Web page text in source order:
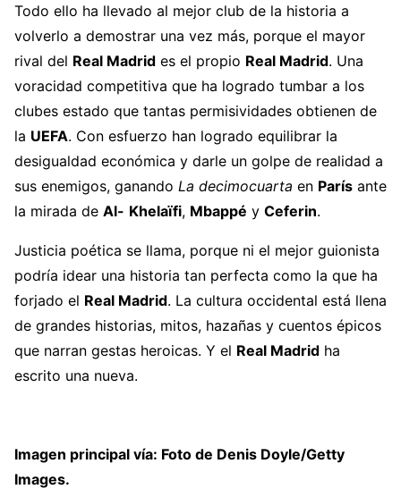
Todo ello ha llevado al mejor club de la historia a
volverlo a demostrar una vez más, porque el mayor
rival del Real Madrid es el propio Real Madrid. Una
voracidad competitiva que ha logrado tumbar a los
clubes estado que tantas permisividades obtienen de
la UEFA. Con esfuerzo han logrado equilibrar la
desigualdad económica y darle un golpe de realidad a
sus enemigos, ganando La decimocuarta en París ante
la mirada de Al- Khelaïfi, Mbappé y Ceferin.
Justicia poética se llama, porque ni el mejor guionista
podría idear una historia tan perfecta como la que ha
forjado el Real Madrid. La cultura occidental está llena
de grandes historias, mitos, hazañas y cuentos épicos
que narran gestas heroicas. Y el Real Madrid ha
escrito una nueva.
Imagen principal vía: Foto de Denis Doyle/Getty
Images.